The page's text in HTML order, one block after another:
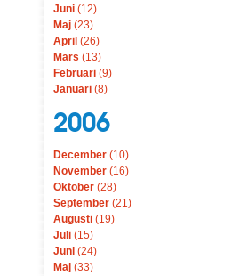
Juni (12)
Maj (23)
April (26)
Mars (13)
Februari (9)
Januari (8)
2006
December (10)
November (16)
Oktober (28)
September (21)
Augusti (19)
Juli (15)
Juni (24)
Maj (33)